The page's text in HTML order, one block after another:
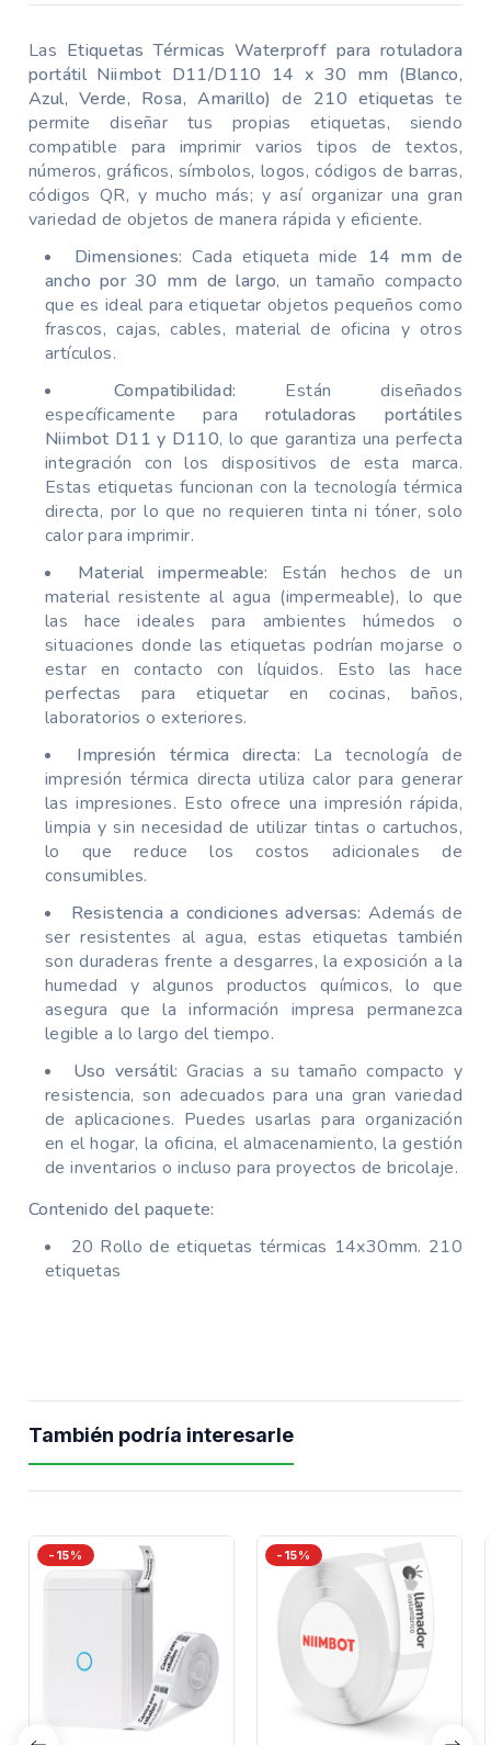
Las Etiquetas Térmicas Waterproff para rotuladora
portátil Niimbot D11/D110 14 x 30 mm (Blanco,
Azul, Verde, Rosa, Amarillo) de 210 etiquetas te
permite diseñar tus propias etiquetas, siendo
compatible para imprimir varios tipos de textos,
números, gráficos, símbolos, logos, códigos de barras,
códigos QR, y mucho más; y así organizar una gran
variedad de objetos de manera rápida y eficiente.
Dimensiones: Cada etiqueta mide 14 mm de
ancho por 30 mm de largo, un tamaño compacto
que es ideal para etiquetar objetos pequeños como
frascos, cajas, cables, material de oficina y otros
artículos.
Compatibilidad: Están diseñados
específicamente pararotuladoras portátiles
Niimbot D11 y D110, lo que garantiza una perfecta
integración con los dispositivos de esta marca.
Estas etiquetas funcionan con la tecnología térmica
directa, por lo que no requieren tinta ni tóner, solo
calor para imprimir.
Material impermeable: Están hechos de un
material resistente al agua (impermeable), lo que
las hace ideales para ambientes húmedos o
situaciones donde las etiquetas podrían mojarse o
estar en contacto con líquidos. Esto las hace
perfectas para etiquetar en cocinas, baños,
laboratorios o exteriores.
Impresión térmica directa: La tecnología de
impresión térmica directa utiliza calor para generar
las impresiones. Esto ofrece una impresión rápida,
limpia y sin necesidad de utilizar tintas o cartuchos,
lo que reduce los costos adicionales de
consumibles.
Resistencia a condiciones adversas: Además de
ser resistentes al agua, estas etiquetas también
son duraderas frente a desgarres, la exposición a la
humedad y algunos productos químicos, lo que
asegura que la información impresa permanezca
legible a lo largo del tiempo.
Uso versátil: Gracias a su tamaño compacto y
resistencia, son adecuados para una gran variedad
de aplicaciones. Puedes usarlas para organización
en el hogar, la oficina, el almacenamiento, la gestión
de inventarios o incluso para proyectos de bricolaje.
Contenido del paquete:
20 Rollo de etiquetas térmicas 14x30mm. 210
etiquetas
También podría interesarle
-15% -15%